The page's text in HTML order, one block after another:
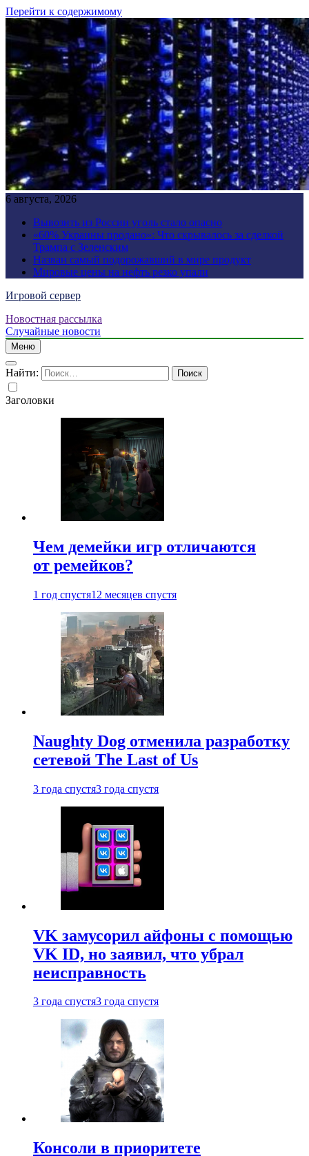
Перейти к содержимому
6 августа, 2026
Вывозить из России уголь стало опасно
«60% Украины продано»: Что скрывалось за сделкой
Трампа с Зеленским
Назван самый подорожавший в мире продукт
Мировые цены на нефть резко упали
Игровой сервер
Новостная рассылка
Случайные новости
Меню
Найти:
Заголовки
Чем демейки игр отличаются
от ремейков?
1 год спустя12 месяцев спустя
Naughty Dog отменила разработку
сетевой The Last of Us
3 года спустя3 года спустя
VK замусорил айфоны с помощью
VK ID, но заявил, что убрал
неисправность
3 года спустя3 года спустя
Консоли в приоритете